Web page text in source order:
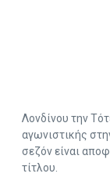
Λονδίνου την
αγωνιστικής
σεζόν είναι
τίτλου.